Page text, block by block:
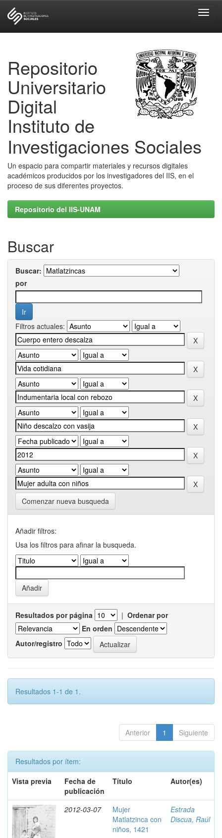
Repositorio
Universitario
Digital
Instituto de
Investigaciones Sociales
Un espacio para compartir materiales y recursos digitales
académicos producidos por los investigadores del IIS, en el
proceso de sus diferentes proyectos.
Repositorio del IIS-UNAM
Buscar
Buscar:
por
Filtros actuales:
Comenzar nueva busqueda
Añadir filtros:
Usa los filtros para afinar la busqueda.
Resultados por página | Ordenar por
En orden
Autor/registro
Resultados 1-1 de 1.
Anterior 1 Siguiente
Resultados por ítem:
Vista previa
Fecha de
publicación
Título Autor(es)
2012-03-07
Mujer
Matlatzinca con
niños, 1421
Estrada
Discua, Raúl